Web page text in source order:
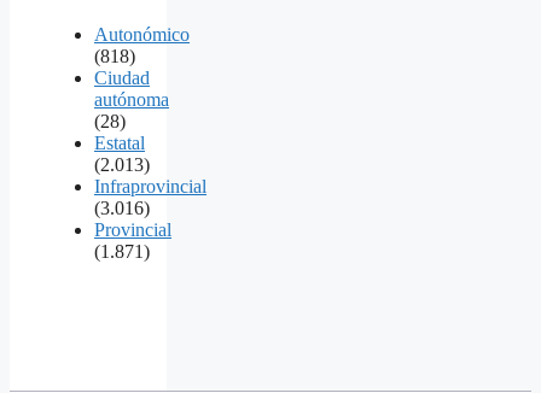
Autonómico
(818)
Ciudad
autónoma
(28)
Estatal
(2.013)
Infraprovincial
(3.016)
Provincial
(1.871)